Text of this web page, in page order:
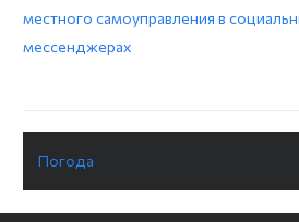
местного самоуправления в
мессенджерах
Погода